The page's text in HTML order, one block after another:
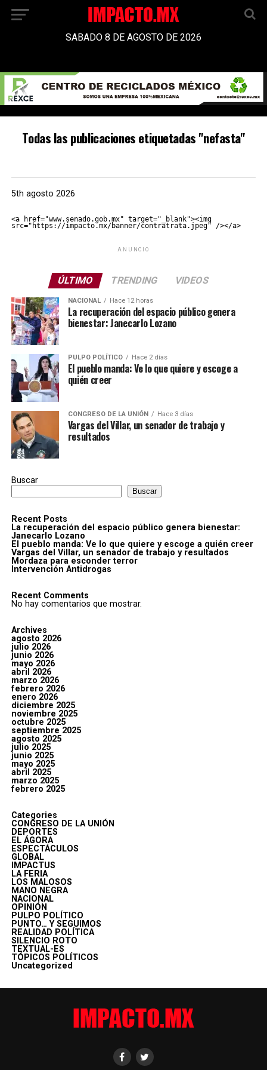
SABADO 8 DE AGOSTO DE 2026
Todas las publicaciones etiquetadas "nefasta"
5th agosto 2026
<a href="www.senado.gob.mx" target="_blank"><img
src="https://impacto.mx/banner/contratrata.jpeg" /></a>
ANUNCIO
ÚLTIMO TRENDING VIDEOS
NACIONAL Hace 12 horas
La recuperación del espacio público genera
bienestar: Janecarlo Lozano
PULPO POLÍTICO Hace 2 días
El pueblo manda: Ve lo que quiere y escoge a
quién creer
CONGRESO DE LA UNIÓN Hace 3 días
Vargas del Villar, un senador de trabajo y
resultados
Buscar
Buscar
Recent Posts
La recuperación del espacio público genera bienestar:
Janecarlo Lozano
El pueblo manda: Ve lo que quiere y escoge a quién creer
Vargas del Villar, un senador de trabajo y resultados
Mordaza para esconder terror
Intervención Antidrogas
Recent Comments
No hay comentarios que mostrar.
Archives
agosto 2026
julio 2026
junio 2026
mayo 2026
abril 2026
marzo 2026
febrero 2026
enero 2026
diciembre 2025
noviembre 2025
octubre 2025
septiembre 2025
agosto 2025
julio 2025
junio 2025
mayo 2025
abril 2025
marzo 2025
febrero 2025
Categories
CONGRESO DE LA UNIÓN
DEPORTES
EL ÁGORA
ESPECTÁCULOS
GLOBAL
IMPACTUS
LA FERIA
LOS MALOSOS
MANO NEGRA
NACIONAL
OPINIÓN
PULPO POLÍTICO
PUNTO… Y SEGUIMOS
REALIDAD POLÍTICA
SILENCIO ROTO
TEXTUAL-ES
TÓPICOS POLÍTICOS
Uncategorized